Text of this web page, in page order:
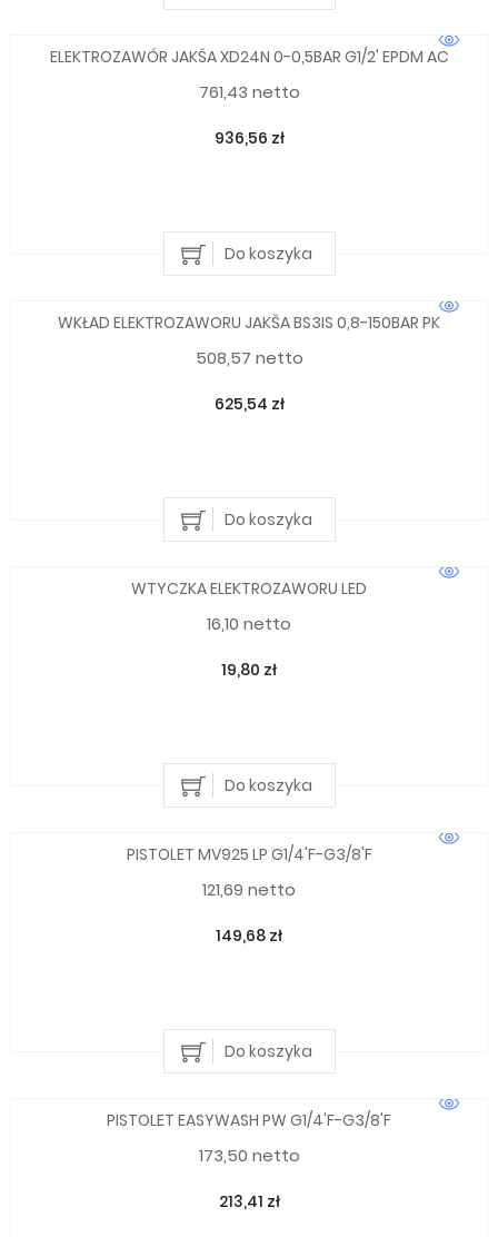
ELEKTROZAWÓR JAKŠA XD24N 0-0,5BAR G1/2' EPDM AC
761,43 netto
936,56 zł
Do koszyka
WKŁAD ELEKTROZAWORU JAKŠA BS3IS 0,8-150BAR PK
508,57 netto
625,54 zł
Do koszyka
WTYCZKA ELEKTROZAWORU LED
16,10 netto
19,80 zł
Do koszyka
PISTOLET MV925 LP G1/4'F-G3/8'F
121,69 netto
149,68 zł
Do koszyka
PISTOLET EASYWASH PW G1/4'F-G3/8'F
173,50 netto
213,41 zł